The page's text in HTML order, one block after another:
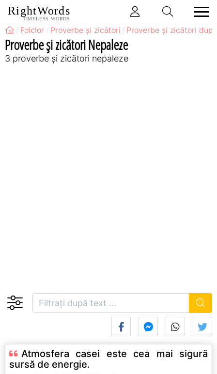
RightWords
TIMELESS WORDS
Folclor Proverbe și zicători Proverbe și zicători
Proverbe și zicători Nepaleze
3 proverbe și zicători nepaleze
Atmosfera casei este cea mai sigură
sursă de energie.